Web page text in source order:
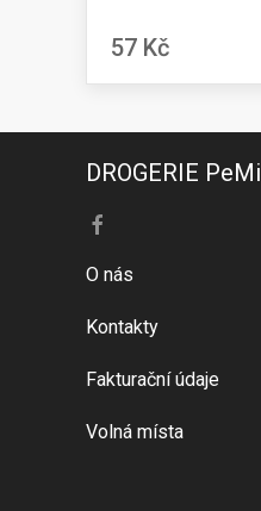
57 Kč
DROGERIE PeMi
O nás
Kontakty
Fakturační údaje
Volná místa